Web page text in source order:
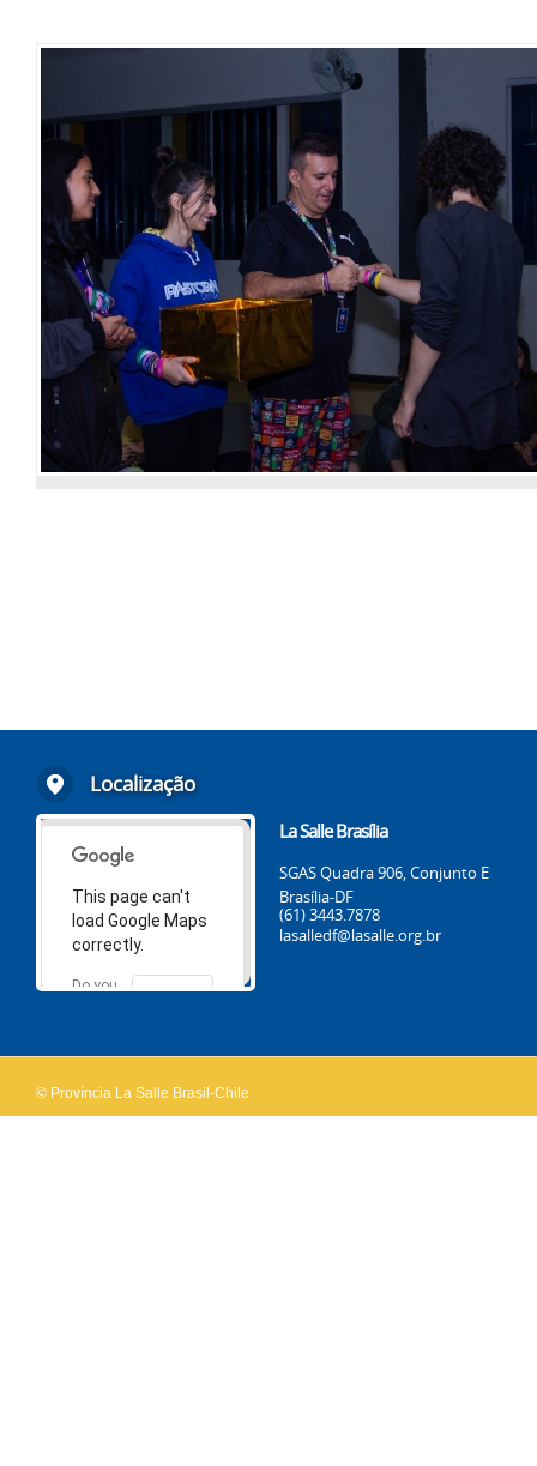
Localização
This page can't
load Google Maps
correctly.
Do you
OK
La Salle Brasília
SGAS Quadra 906, Conjunto E
Brasília-DF
(61) 3443.7878
lasalledf@lasalle.org.br
© Província La Salle Brasil-Chile